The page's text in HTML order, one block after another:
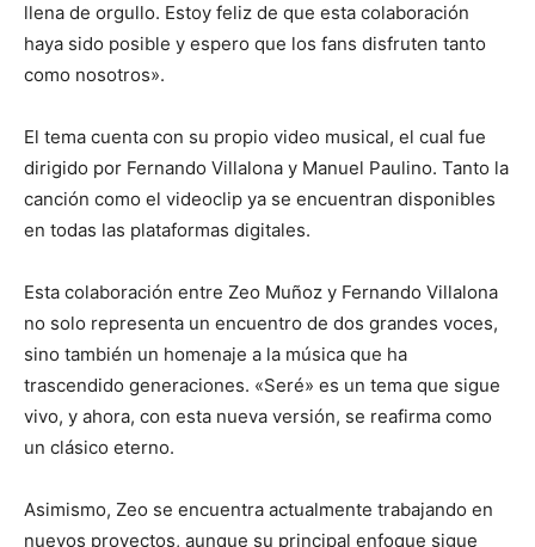
llena de orgullo. Estoy feliz de que esta colaboración
haya sido posible y espero que los fans disfruten tanto
como nosotros».
El tema cuenta con su propio video musical, el cual fue
dirigido por Fernando Villalona y Manuel Paulino. Tanto la
canción como el videoclip ya se encuentran disponibles
en todas las plataformas digitales.
Esta colaboración entre Zeo Muñoz y Fernando Villalona
no solo representa un encuentro de dos grandes voces,
sino también un homenaje a la música que ha
trascendido generaciones. «Seré» es un tema que sigue
vivo, y ahora, con esta nueva versión, se reafirma como
un clásico eterno.
Asimismo, Zeo se encuentra actualmente trabajando en
nuevos proyectos, aunque su principal enfoque sigue